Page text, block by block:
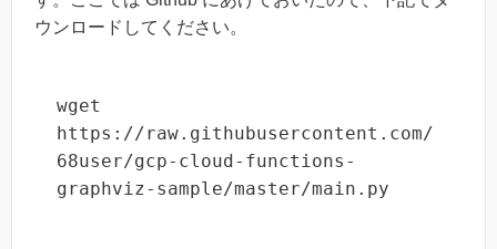
ウンロードしてください。
wget
https://raw.githubusercontent.com/
68user/gcp-cloud-functions-
graphviz-sample/master/main.py